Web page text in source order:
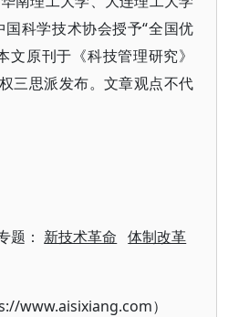
科学技术协会授予“全国优
文原刊于《科技管理研究》
三思派发布。文章观点不代
题： 新技术革命 体制改革
www.aisixiang.com）